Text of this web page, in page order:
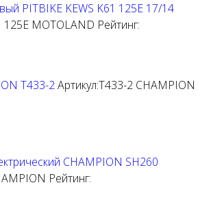
PITBIKE KEWS K61 125E 17/14
125E MOTOLAND Рейтинг:
T433-2Артикул:T433-2 CHAMPION
CHAMPION SH260
Рейтинг: